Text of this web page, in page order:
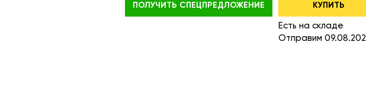
ПОЛУЧИТЬ СПЕЦПРЕДЛОЖЕНИЕ КУПИТЬ
Есть на складе
Отправим